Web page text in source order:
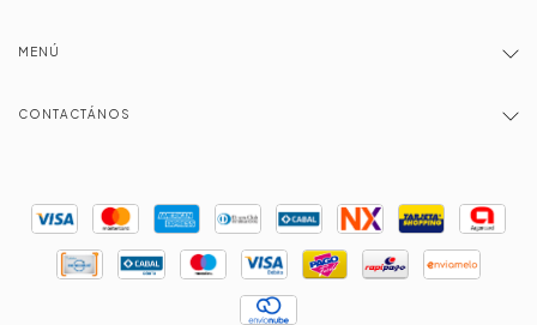
MENÚ
CONTACTÁNOS